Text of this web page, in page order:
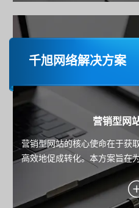
千旭网络解决方案
营销型网
营销型网站的核心使命在于获
高效地促成转化。本方案旨在
个以数据驱动、以用户为中心
台。方案将深入阐述从目标设
技术实现与持续优化的全链路